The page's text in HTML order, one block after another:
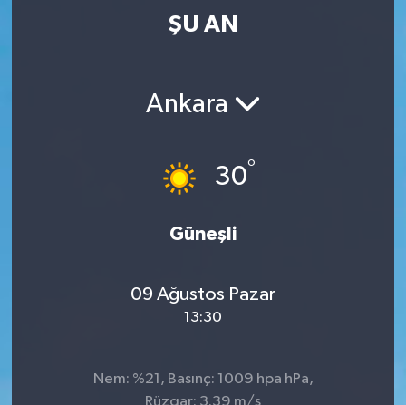
ŞU AN
Ankara
30°
Güneşli
09 Ağustos Pazar
13:30
Nem: %21, Basınç: 1009 hpa hPa,
Rüzgar: 3.39 m/s